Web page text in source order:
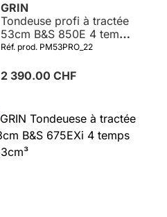
GRIN
Tondeuse profi à tractée
53cm B&S 850E 4 temps
190cm³
Réf. prod. PM53PRO_22
2 390.00 CHF